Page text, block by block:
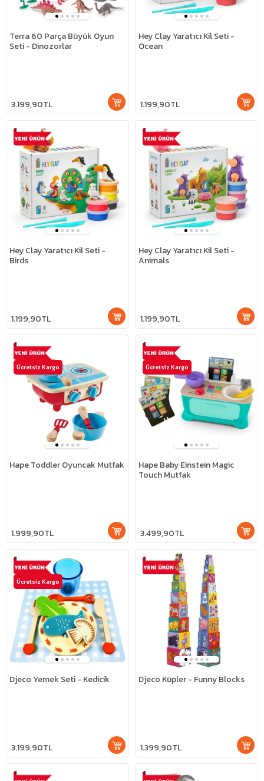
Terra 60 Parça Büyük Oyun
Seti - Dinozorlar
3.199,90TL
Hey Clay Yaratıcı Kil Seti -
Ocean
1.199,90TL
Hey Clay Yaratıcı Kil Seti -
Birds
1.199,90TL
Hey Clay Yaratıcı Kil Seti -
Animals
1.199,90TL
Hape Toddler Oyuncak Mutfak
1.999,90TL
Ücretsiz Kargo
Hape Baby Einstein Magic
Touch Mutfak
3.499,90TL
Ücretsiz Kargo
Djeco Yemek Seti - Kedicik
3.199,90TL
Ücretsiz Kargo
Djeco Küpler - Funny Blocks
1.399,90TL